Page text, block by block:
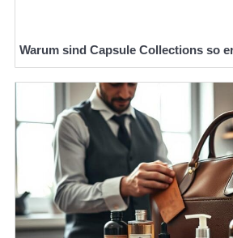
Warum sind Capsule Collections so